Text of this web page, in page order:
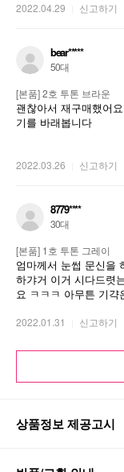
쿠션 위에서 양조절
2 하루 종일 오래오
물과 땀에 강력한 리
로우 메이크업이 가
아시아인의 헤어와
로 구매도 가능합니다.
이런 분들께 추천!
1 펜슬 타입은 자
아이브로우 쿠션-카
2 오후만 되면 눈
2022.04.29 신고하기
bear*****
50대
[본품] 2호 투톤 브라운
괜찮아서 재구매했어
기를 바래봅니다
2022.03.26 신고하기
8779****
30대
[본품] 1호 투톤 그레이
엄마께서 눈썹 문신을
하갸거 이거 시다드렷
요 ㅋㅋㅋ 아무튼 기갹
2022.01.31 신고하기
상품정보 제공고시